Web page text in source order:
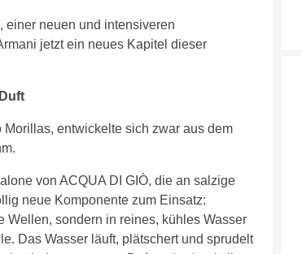
einer neuen und intensiveren
jetzt ein neues Kapitel dieser
entwickelte sich zwar aus dem
von ACQUA DI GIÒ, die an salzige
neue Komponente zum Einsatz:
sondern in reines, kühles Wasser
Das Wasser läuft, plätschert und sprudelt